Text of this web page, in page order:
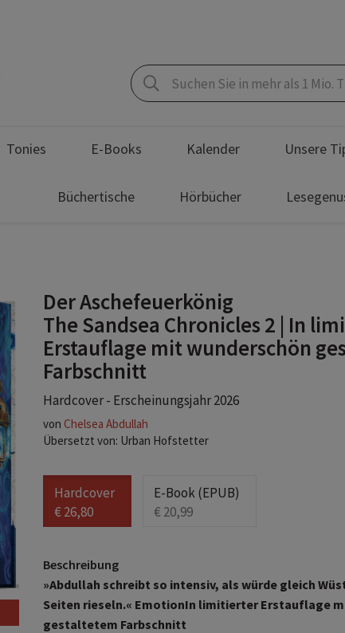
Tonies E-Books Kalender Unsere
Büchertische Hörbücher
Der Aschefeuerkönig
The Sandsea Chronicles 2 | In
Erstauflage mit wunderschön
Farbschnitt
Hardcover - Erscheinungsjahr 2026
von Chelsea Abdullah
Übersetzt von: Urban Hofstetter
Hardcover
€ 26,80
E-Book (EPUB)
€ 20,99
Beschreibung
»Abdullah schreibt so intensiv, als würde gleich
Seiten rieseln.« EmotionIn limitierter Erstauflage
gestaltetem Farbschnitt